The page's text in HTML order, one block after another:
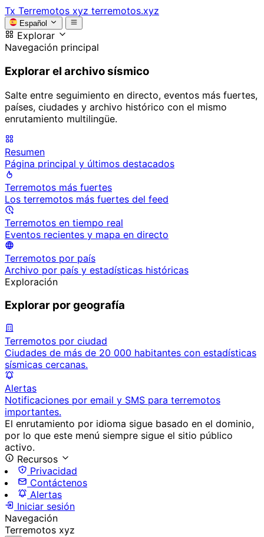
Tx Terremotos xyz terremotos.xyz
Español
Explorar
Navegación principal
Explorar el archivo sísmico
Salte entre seguimiento en directo, eventos más fuertes,
países, ciudades y archivo histórico con el mismo
enrutamiento multilingüe.
Resumen
Página principal y últimos destacados
Terremotos más fuertes
Los terremotos más fuertes del feed
Terremotos en tiempo real
Eventos recientes y mapa en directo
Terremotos por país
Archivo por país y estadísticas históricas
Exploración
Explorar por geografía
Terremotos por ciudad
Ciudades de más de 20 000 habitantes con estadísticas
sísmicas cercanas.
Alertas
Notificaciones por email y SMS para terremotos
importantes.
El enrutamiento por idioma sigue basado en el dominio,
por lo que este menú siempre sigue el sitio público
activo.
Recursos
Privacidad
Contáctenos
Alertas
Iniciar sesión
Navegación
Terremotos xyz